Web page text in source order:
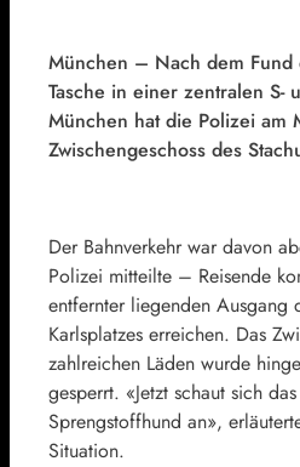
München – Nach dem
Tasche in einer zentralen S-
München hat die Polizei am
Zwischengeschoss des
Der Bahnverkehr war davon
Polizei mitteilte – Reisende
entfernter liegenden Ausgang
Karlsplatzes erreichen. Das
zahlreichen Läden wurde
gesperrt. «Jetzt schaut sich
Sprengstoffhund an»,
Situation.